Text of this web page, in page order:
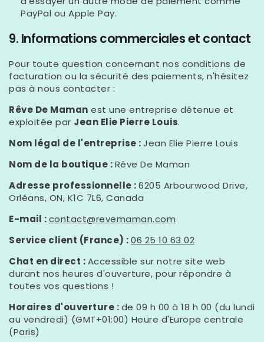
PayPal ou Apple Pay.
9. Informations commerciales et contact
Pour toute question concernant nos conditions de
facturation ou la sécurité des paiements, n'hésitez
pas à nous contacter :
Rêve De Maman est une entreprise détenue et
exploitée par Jean Elie Pierre Louis.
Nom légal de l'entreprise :Jean Elie Pierre Louis
Nom de la boutique :Rêve De Maman
Adresse professionnelle :6205 Arbourwood Drive,
Orléans, ON, K1C 7L6, Canada
E-mail :contact@revemaman.com
Service client (France) :06 25 10 63 02
Chat en direct :Accessible sur notre site web
durant nos heures d'ouverture, pour répondre à
toutes vos questions !
Horaires d'ouverture :de 09 h 00 à 18 h 00 (du lundi
au vendredi) (GMT+01:00) Heure d'Europe centrale
(Paris)